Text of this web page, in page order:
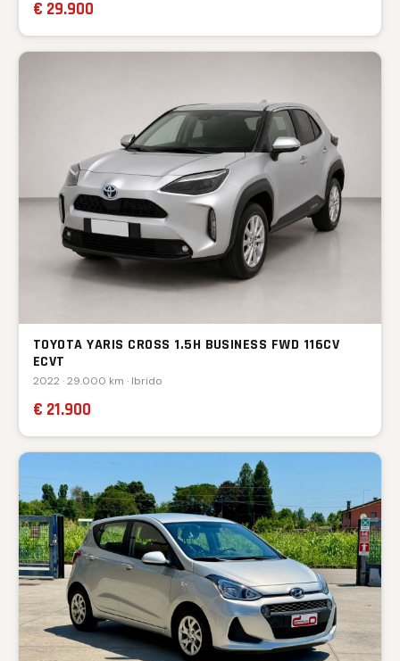
€ 29.900
TOYOTA YARIS CROSS 1.5H BUSINESS FWD 116CV
ECVT
2022 · 29.000 km · Ibrido
€ 21.900